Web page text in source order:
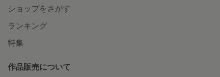
ショップをさがす
ランキング
特集
作品販売について